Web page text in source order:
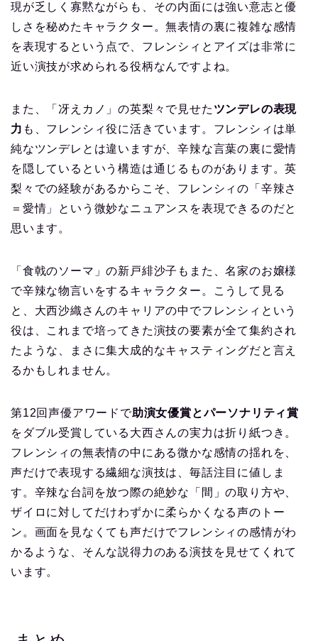
現が乏しく寡黙ながらも、その内面には強い意志と優
しさを秘めたキャラクター。無表情の裏に複雑な感情
を表現するという点で、フレンシィとアイズは非常に
近い演技が求められる役柄なんですよね。
また、「冴えカノ」の英梨々で見せた ツンデレの表現
力 も、フレンシィ役に活きています。フレンシィは単
純なツンデレとは違いますが、辛辣な言葉の裏に愛情
を隠しているという構造は通じるものがあります。英
梨々での経験があるからこそ、フレンシィの「辛辣さ
＝愛情」という微妙なニュアンスを表現できるのだと
思います。
「食戟のソーマ」の新戸緋沙子もまた、名家のお嬢様
で辛辣な物言いをするキャラクター。こうして見る
と、大西沙織さんのキャリアの中でフレンシィという
役は、これまで培ってきた演技の要素が全て集約され
たような、まさに集大成的なキャスティングだと言え
るかもしれません。
第12回声優アワードで助演女優賞とパーソナリティ賞
をダブル受賞している大西さんの実力は折り紙つき。
フレンシィの無表情の中にある微かな感情の揺れを、
声だけで表現する繊細な演技は、毎話注目に値しま
す。辛辣な台詞を放つ際の絶妙な「間」の取り方や、
ザイロに対してだけわずかに柔らかくなる声のトー
ン。画面を見なくても声だけでフレンシィの感情がわ
かるような、そんな説得力のある演技を見せてくれて
います。